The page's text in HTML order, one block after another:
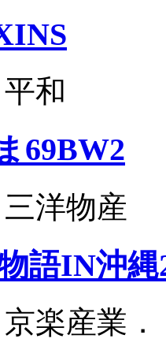
平和
69BW2
洋物産
語IN沖縄
京楽産業